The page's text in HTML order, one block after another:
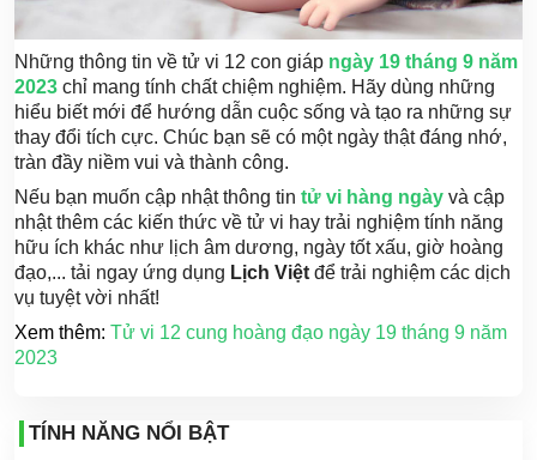
Những thông tin về tử vi 12 con giáp ngày 19 tháng 9 năm
2023 chỉ mang tính chất chiệm nghiệm. Hãy dùng những
hiểu biết mới để hướng dẫn cuộc sống và tạo ra những sự
thay đổi tích cực. Chúc bạn sẽ có một ngày thật đáng nhớ,
tràn đầy niềm vui và thành công.
Nếu bạn muốn cập nhật thông tin tử vi hàng ngày và cập
nhật thêm các kiến thức về tử vi hay trải nghiệm tính năng
hữu ích khác như lịch âm dương, ngày tốt xấu, giờ hoàng
đạo,... tải ngay ứng dụng Lịch Việt để trải nghiệm các dịch
vụ tuyệt vời nhất!
Xem thêm: Tử vi 12 cung hoàng đạo ngày 19 tháng 9 năm
2023
TÍNH NĂNG NỔI BẬT